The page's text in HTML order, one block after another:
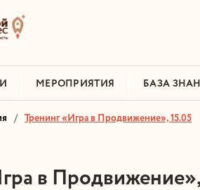
МЕРОПРИЯТИЯ БАЗА
Тренинг «Игра в Продвижение», 15.05
в